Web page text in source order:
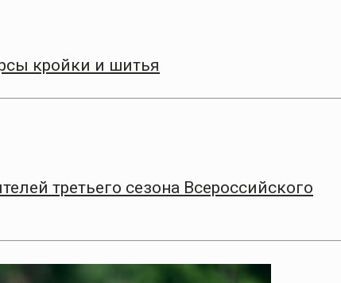
кройки и шитья
третьего сезона Всероссийского